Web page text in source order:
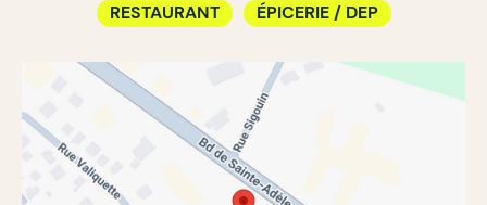
RESTAURANT ÉPICERIE / DEP